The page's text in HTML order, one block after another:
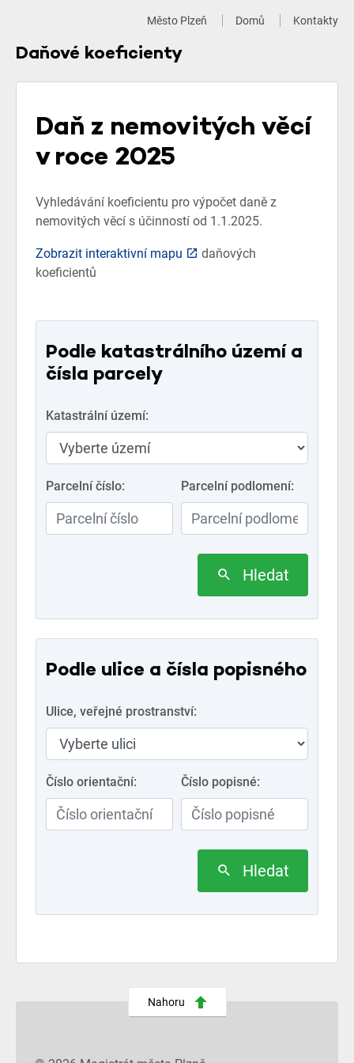
Město Plzeň Domů Kontakty
Daňové koeficienty
Daň z nemovitých věcí
v roce 2025
Vyhledávání koeficientu pro výpočet daně z
nemovitých věcí s účinností od 1.1.2025.
Zobrazit interaktivní mapu
daňových
koeficientů
Podle katastrálního území a
čísla parcely
Katastrální území:
Parcelní číslo: Parcelní podlomení:
Hledat
Podle ulice a čísla popisného
Ulice, veřejné prostranství:
Číslo orientační: Číslo popisné:
Hledat
Nahoru